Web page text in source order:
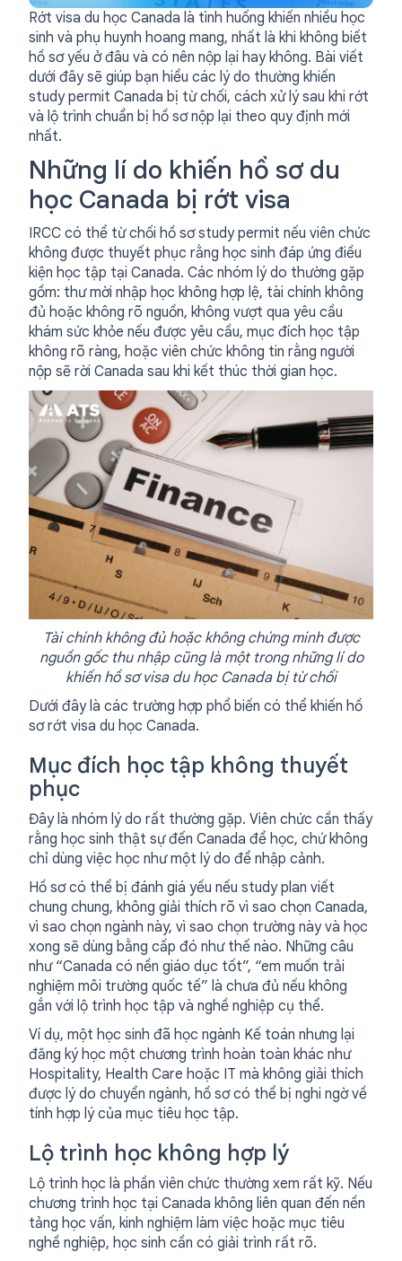
Rớt visa du học Canada là tình huống khiến nhiều học
sinh và phụ huynh hoang mang, nhất là khi không biết
hồ sơ yếu ở đâu và có nên nộp lại hay không. Bài viết
dưới đây sẽ giúp bạn hiểu các lý do thường khiến
study permit Canada bị từ chối, cách xử lý sau khi rớt
và lộ trình chuẩn bị hồ sơ nộp lại theo quy định mới
nhất.
Những lí do khiến hồ sơ du
học Canada bị rớt visa
IRCC có thể từ chối hồ sơ study permit nếu viên chức
không được thuyết phục rằng học sinh đáp ứng điều
kiện học tập tại Canada. Các nhóm lý do thường gặp
gồm: thư mời nhập học không hợp lệ, tài chính không
đủ hoặc không rõ nguồn, không vượt qua yêu cầu
khám sức khỏe nếu được yêu cầu, mục đích học tập
không rõ ràng, hoặc viên chức không tin rằng người
nộp sẽ rời Canada sau khi kết thúc thời gian học.
Tài chính không đủ hoặc không chứng minh được
nguồn gốc thu nhập cũng là một trong những lí do
khiến hồ sơ visa du học Canada bị từ chối
Dưới đây là các trường hợp phổ biến có thể khiến hồ
sơ rớt visa du học Canada.
Mục đích học tập không thuyết
phục
Đây là nhóm lý do rất thường gặp. Viên chức cần thấy
rằng học sinh thật sự đến Canada để học, chứ không
chỉ dùng việc học như một lý do để nhập cảnh.
Hồ sơ có thể bị đánh giá yếu nếu study plan viết
chung chung, không giải thích rõ vì sao chọn Canada,
vì sao chọn ngành này, vì sao chọn trường này và học
xong sẽ dùng bằng cấp đó như thế nào. Những câu
như “Canada có nền giáo dục tốt”, “em muốn trải
nghiệm môi trường quốc tế” là chưa đủ nếu không
gắn với lộ trình học tập và nghề nghiệp cụ thể.
Ví dụ, một học sinh đã học ngành Kế toán nhưng lại
đăng ký học một chương trình hoàn toàn khác như
Hospitality, Health Care hoặc IT mà không giải thích
được lý do chuyển ngành, hồ sơ có thể bị nghi ngờ về
tính hợp lý của mục tiêu học tập.
Lộ trình học không hợp lý
Lộ trình học là phần viên chức thường xem rất kỹ. Nếu
chương trình học tại Canada không liên quan đến nền
tảng học vấn, kinh nghiệm làm việc hoặc mục tiêu
nghề nghiệp, học sinh cần có giải trình rất rõ.